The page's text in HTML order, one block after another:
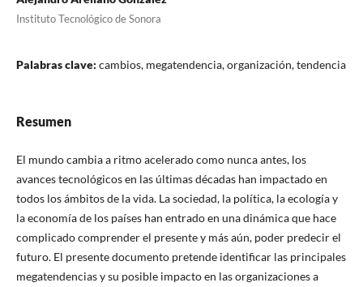
Instituto Tecnológico de Sonora
Palabras clave: cambios, megatendencia, organización, tendencia
Resumen
El mundo cambia a ritmo acelerado como nunca antes, los
avances tecnológicos en las últimas décadas han impactado en
todos los ámbitos de la vida. La sociedad, la política, la ecología y
la economía de los países han entrado en una dinámica que hace
complicado comprender el presente y más aún, poder predecir el
futuro. El presente documento pretende identificar las principales
megatendencias y su posible impacto en las organizaciones a